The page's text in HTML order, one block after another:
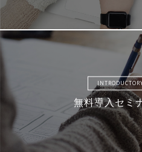
無料導入セミ